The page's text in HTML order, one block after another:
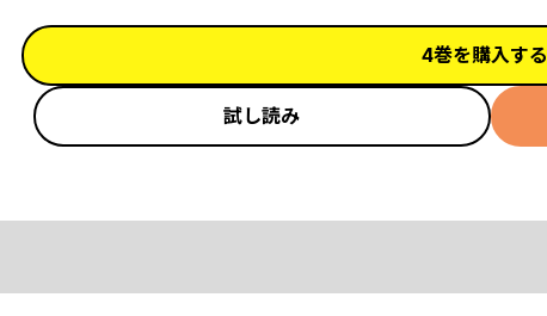
4巻を購入する
試し読み